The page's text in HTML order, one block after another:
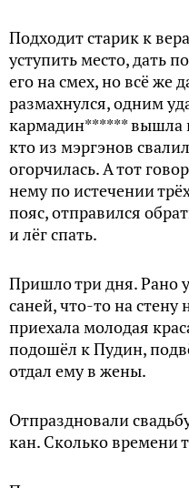
Подходит старик к
уступить место, дать
его на смех, но всё же
размахнулся, одним
кармадин****** вышла
кто из мэргэнов
огорчилась. А тот
нему по истечении
пояс, отправился
и лёг спать.
Пришло три дня. Рано
саней, что-то на
приехала молодая
подошёл к Пудин,
отдал ему в жены.
Отпраздновали
кан. Сколько времени